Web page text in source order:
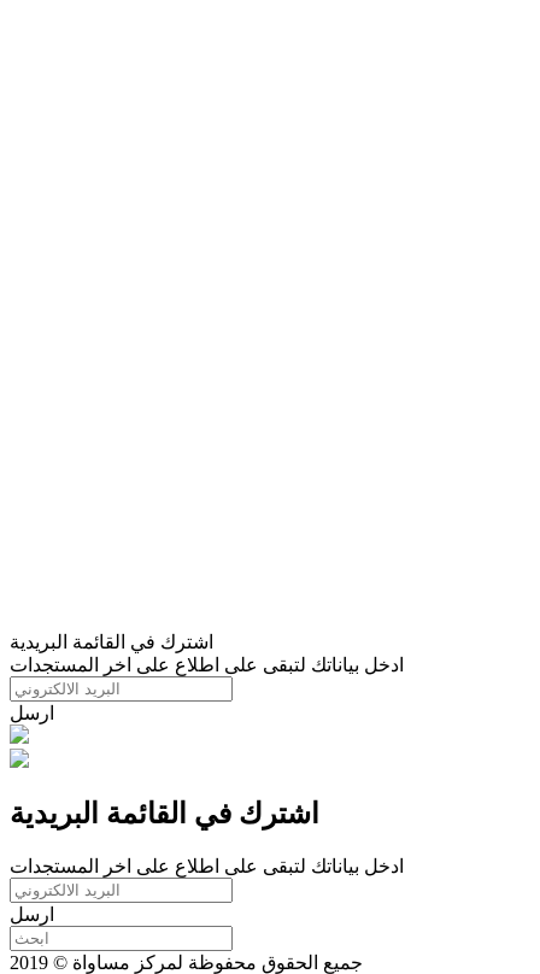
اشترك في القائمة البريدية
ادخل بياناتك لتبقى على اطلاع على اخر المستجدات
ارسل
اشترك في القائمة البريدية
ادخل بياناتك لتبقى على اطلاع على اخر المستجدات
ارسل
جميع الحقوق محفوظة لمركز مساواة © 2019